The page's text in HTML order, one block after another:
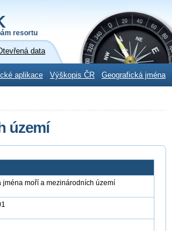
resortu
data
aplikace Výškopis ČR Geografická jména
území
jména moří a mezinárodních území